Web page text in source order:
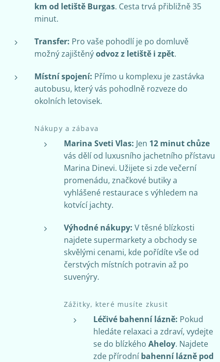
km od letiště Burgas. Cesta trvá přibližně 35
minut.
Transfer: Pro vaše pohodlí je po domluvě
možný zajištěnýodvoz z letiště i zpět.
Místní spojení: Přímo u komplexu je zastávka
autobusu, který vás pohodlně rozveze do
okolních letovisek.
Nákupy a zábava
Marina Sveti Vlas: Jen 12 minut chůze
vás dělí od luxusního jachetního přístavu
Marina Dinevi. Užijete si zde večerní
promenádu, značkové butiky a
vyhlášené restaurace s výhledem na
kotvící jachty.
Výhodné nákupy: V těsné blízkosti
najdete supermarkety a obchody se
skvělými cenami, kde pořídíte vše od
čerstvých místních potravin až po
suvenýry.
Zážitky, které musíte zkusit
Léčivé bahenní lázně: Pokud
hledáte relaxaci a zdraví, vydejte
se do blízkého Aheloy. Najdete
zde přírodní bahenní lázně pod